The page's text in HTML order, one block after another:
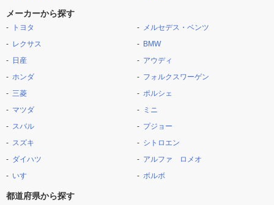
メーカーから探す
トヨタ
レクサス
日産
ホンダ
三菱
マツダ
スバル
スズキ
ダイハツ
いすゞ
メルセデス・ベンツ
BMW
アウディ
フォルクスワーゲン
ポルシェ
ミニ
プジョー
シトロエン
アルファ ロメオ
ボルボ
都道府県から探す